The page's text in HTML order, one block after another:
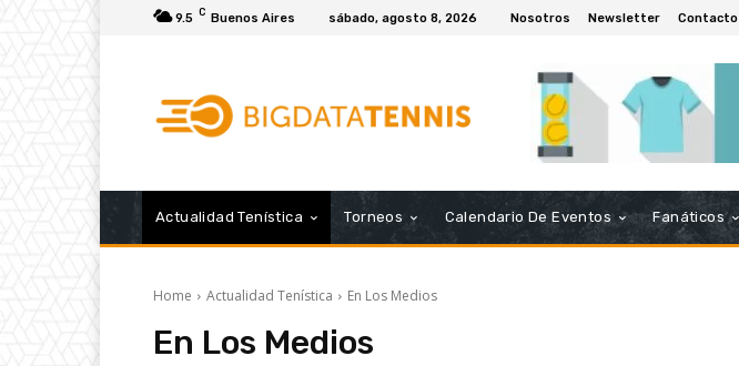
9.5 C Buenos Aires sábado, agosto 8, 2026 Nosotros Newsletter Contacto
Actualidad Tenística Torneos Calendario De Eventos Fanáticos
Home Actualidad Tenística En Los Medios
En Los Medios